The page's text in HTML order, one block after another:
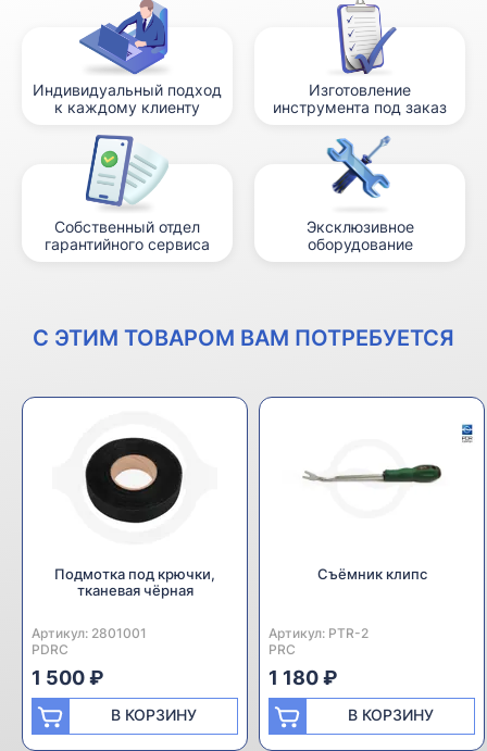
Индивидуальный подход
к каждому клиенту
Изготовление
инструмента под заказ
Собственный отдел
гарантийного сервиса
Эксклюзивное
оборудование
С ЭТИМ ТОВАРОМ ВАМ ПОТРЕБУЕТСЯ
Подмотка под крючки,
тканевая чёрная
Артикул: 2801001
Производитель:
PDRC
1 500 ₽
В КОРЗИНУ
Съёмник клипс
Артикул: PTR-2
Производитель:
PRC
1 180 ₽
В КОРЗИНУ